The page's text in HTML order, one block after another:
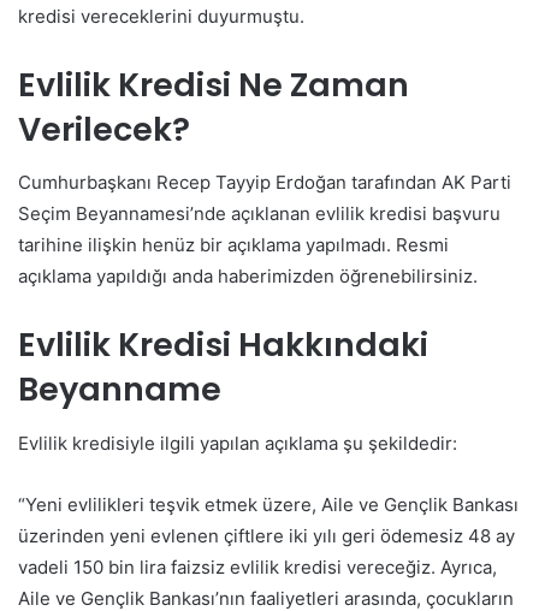
kredisi vereceklerini duyurmuştu.
Evlilik Kredisi Ne Zaman
Verilecek?
Cumhurbaşkanı Recep Tayyip Erdoğan tarafından AK Parti
Seçim Beyannamesi’nde açıklanan evlilik kredisi başvuru
tarihine ilişkin henüz bir açıklama yapılmadı. Resmi
açıklama yapıldığı anda haberimizden öğrenebilirsiniz.
Evlilik Kredisi Hakkındaki
Beyanname
Evlilik kredisiyle ilgili yapılan açıklama şu şekildedir:
“Yeni evlilikleri teşvik etmek üzere, Aile ve Gençlik Bankası
üzerinden yeni evlenen çiftlere iki yılı geri ödemesiz 48 ay
vadeli 150 bin lira faizsiz evlilik kredisi vereceğiz. Ayrıca,
Aile ve Gençlik Bankası’nın faaliyetleri arasında, çocukların